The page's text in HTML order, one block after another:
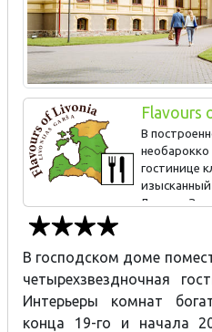
Flavours
В
гостинице
одним из лучших в Латвии.
современные вариации на тему
созревшие в ближайших
выращенные заботливым
ближайшем озере рыба. Если
на охоте, то в меню вы
способом дичь, которая
В господском доме
четырехзвездночная
Интерьеры комнат
конца 19-го и начала